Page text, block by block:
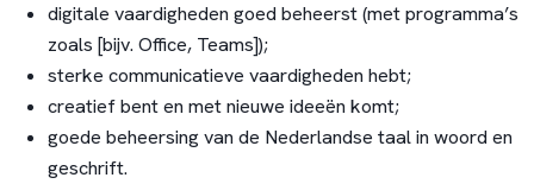
digitale vaardigheden goed beheerst (met programma’s
zoals [bijv. Office, Teams]);
sterke communicatieve vaardigheden hebt;
creatief bent en met nieuwe ideeën komt;
goede beheersing van de Nederlandse taal in woord en
geschrift.